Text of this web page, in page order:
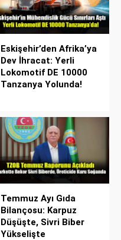
Eskişehir’den Afrika’ya
Dev İhracat: Yerli
Lokomotif DE 10000
Tanzanya Yolunda!
Temmuz Ayı Gıda
Bilançosu: Karpuz
Düşüşte, Sivri Biber
Yükselişte